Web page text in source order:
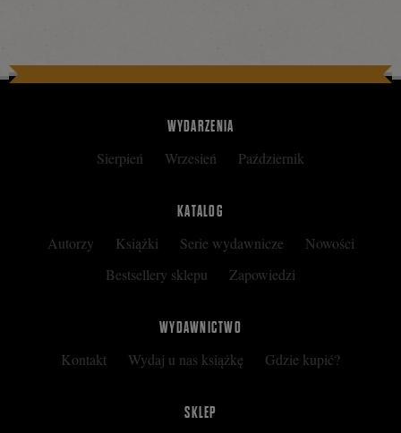
WYDARZENIA
Sierpień Wrzesień Październik
KATALOG
Autorzy Książki Serie wydawnicze
Nowości
Bestsellery sklepu
Zapowiedzi
WYDAWNICTWO
Kontakt Wydaj u nas książkę Gdzie kupić?
SKLEP